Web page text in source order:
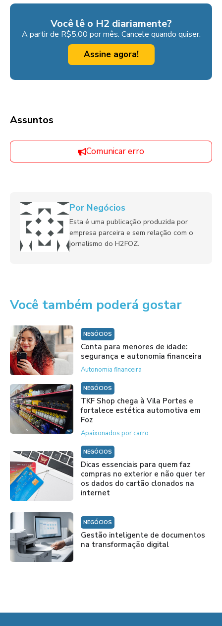
Você lê o H2 diariamente?
A partir de R$5,00 por mês. Cancele quando quiser.
Assine agora!
Assuntos
Comunicar erro
Por Negócios
Esta é uma publicação produzida por
empresa parceira e sem relação com o
jornalismo do H2FOZ.
Você também poderá gostar
NEGÓCIOS
Conta para menores de idade:
segurança e autonomia financeira
Autonomia financeira
NEGÓCIOS
TKF Shop chega à Vila Portes e
fortalece estética automotiva em
Foz
Apaixonados por carro
NEGÓCIOS
Dicas essenciais para quem faz
compras no exterior e não quer ter
os dados do cartão clonados na
internet
NEGÓCIOS
Gestão inteligente de documentos
na transformação digital